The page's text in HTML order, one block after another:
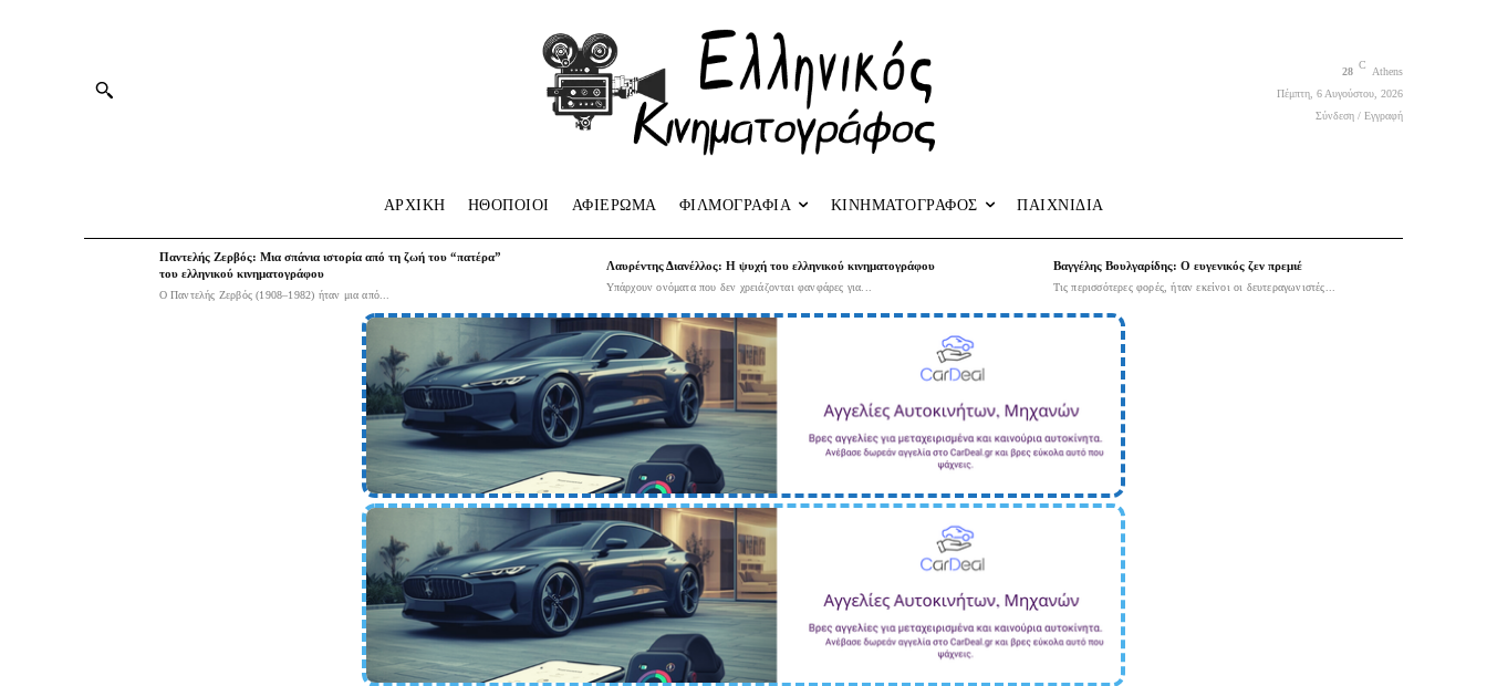
28
C
Athens
Πέμπτη, 6 Αυγούστου, 2026
Σύνδεση / Εγγραφή
ΑΡΧΙΚΗ HΘΟΠΟΙΟΙ ΑΦΙΕΡΩΜΑ ΦΙΛΜΟΓΡΑΦΙΑ ΚΙΝΗΜΑΤΟΓΡΑΦΟΣ ΠΑΙΧΝΙΔΙΑ
Παντελής Ζερβός: Μια σπάνια ιστορία από τη ζωή του “πατέρα”
του ελληνικού κινηματογράφου
Ο Παντελής Ζερβός (1908–1982) ήταν μια από...
Λαυρέντης Διανέλλος: Η ψυχή του ελληνικού κινηματογράφου
Υπάρχουν ονόματα που δεν χρειάζονται φανφάρες για...
Βαγγέλης Βουλγαρίδης: Ο ευγενικός ζεν πρεμιέ
Τις περισσότερες φορές, ήταν εκείνοι οι δευτεραγωνιστές...